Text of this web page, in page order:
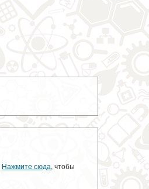
Нажмите сюда, чтобы